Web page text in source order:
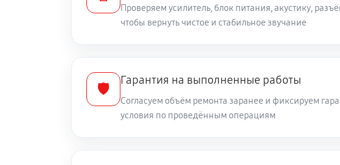
Проверяем усилитель, блок питания, акустику,
чтобы вернуть чистое и стабильное звучание
🛡️
Гарантия на выполненные работы
Согласуем объём ремонта заранее и фиксируем
условия по проведённым операциям